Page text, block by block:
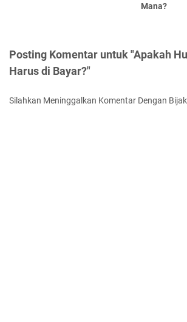
Mana?
Posting Komentar untuk "Apakah
Harus di Bayar?"
Silahkan Meninggalkan Komentar Dengan Bijak